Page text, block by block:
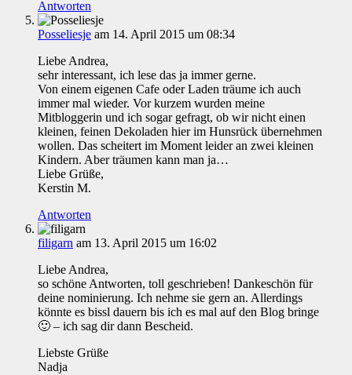
Antworten
Posseliesje am 14. April 2015 um 08:34
Liebe Andrea,
sehr interessant, ich lese das ja immer gerne.
Von einem eigenen Cafe oder Laden träume ich auch
immer mal wieder. Vor kurzem wurden meine
Mitbloggerin und ich sogar gefragt, ob wir nicht einen
kleinen, feinen Dekoladen hier im Hunsrück übernehmen
wollen. Das scheitert im Moment leider an zwei kleinen
Kindern. Aber träumen kann man ja…
Liebe Grüße,
Kerstin M.
Antworten
filigarn am 13. April 2015 um 16:02
Liebe Andrea,
so schöne Antworten, toll geschrieben! Dankeschön für
deine nominierung. Ich nehme sie gern an. Allerdings
könnte es bissl dauern bis ich es mal auf den Blog bringe
🙂 – ich sag dir dann Bescheid.
Liebste Grüße
Nadja